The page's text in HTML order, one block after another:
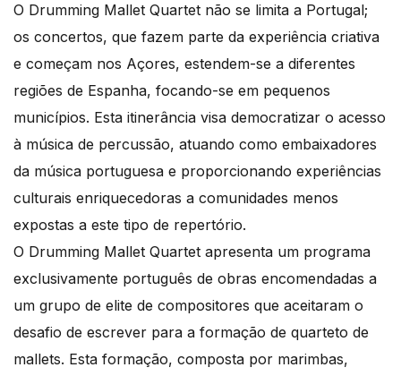
O Drumming Mallet Quartet não se limita a Portugal;
os concertos, que fazem parte da experiência criativa
e começam nos Açores, estendem-se a diferentes
regiões de Espanha, focando-se em pequenos
municípios. Esta itinerância visa democratizar o acesso
à música de percussão, atuando como embaixadores
da música portuguesa e proporcionando experiências
culturais enriquecedoras a comunidades menos
expostas a este tipo de repertório.
O Drumming Mallet Quartet apresenta um programa
exclusivamente português de obras encomendadas a
um grupo de elite de compositores que aceitaram o
desafio de escrever para a formação de quarteto de
mallets. Esta formação, composta por marimbas,